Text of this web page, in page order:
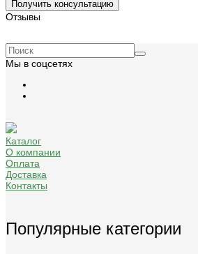
Получить консультацию
Отзывы
Мы в соцсетях
Каталог
О компании
Оплата
Доставка
Контакты
Популярные категории